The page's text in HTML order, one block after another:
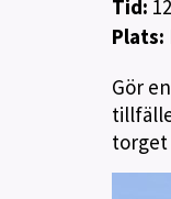
Tid:
Plats:
Gör
torget